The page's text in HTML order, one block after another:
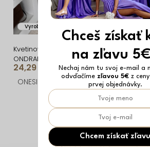
u
k
t
o
v
r
o
d
u
k
Vyrobené v EÚ
Kvetinový elegantný top
ONDRALIS
24,29 €
ONESIZE
O
v
l
á
Chceš získať
na zľavu
Nechaj nám tu svoj e-mail a
odvďačíme zľavou 5€ z
prvej objednávky.
Chcem získať zľavu